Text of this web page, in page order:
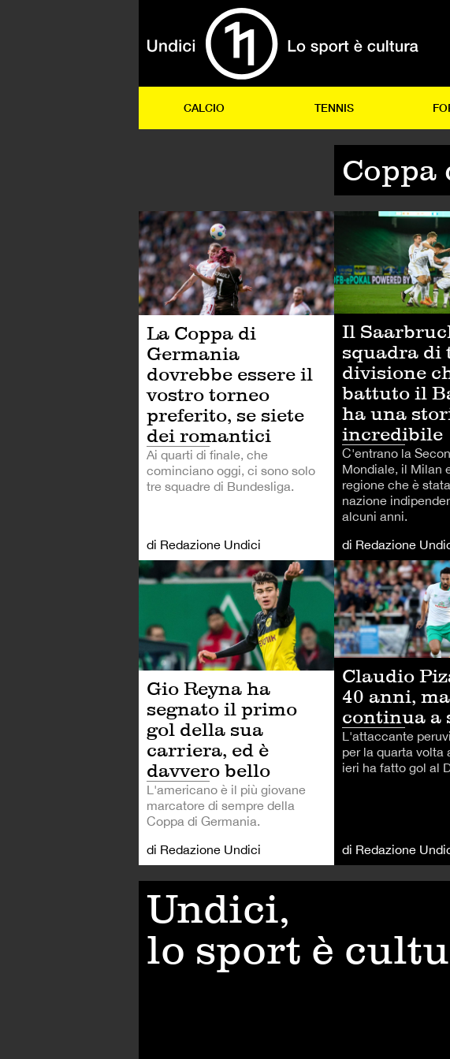
CALCIO TENNIS
Coppa
La Coppa di
Germania
dovrebbe essere il
vostro torneo
preferito, se siete
dei romantici
Ai quarti di finale, che
cominciano oggi, ci sono solo
tre squadre di Bundesliga.
di Redazione Undici
Il
squadra di
divisione
battuto il
ha una
incredibile
C'entrano la
Mondiale, il Milan
regione che è
nazione
alcuni anni.
di Redazione
CALCIO
Gio Reyna ha
segnato il primo
gol della sua
carriera, ed è
davvero bello
L'americano è il più giovane
marcatore di sempre della
Coppa di Germania.
di Redazione Undici
Claudio
40 anni, ma
continua a
L'attaccante
per la quarta volta
ieri ha fatto gol al
di Redazione
Undici,
lo sport è